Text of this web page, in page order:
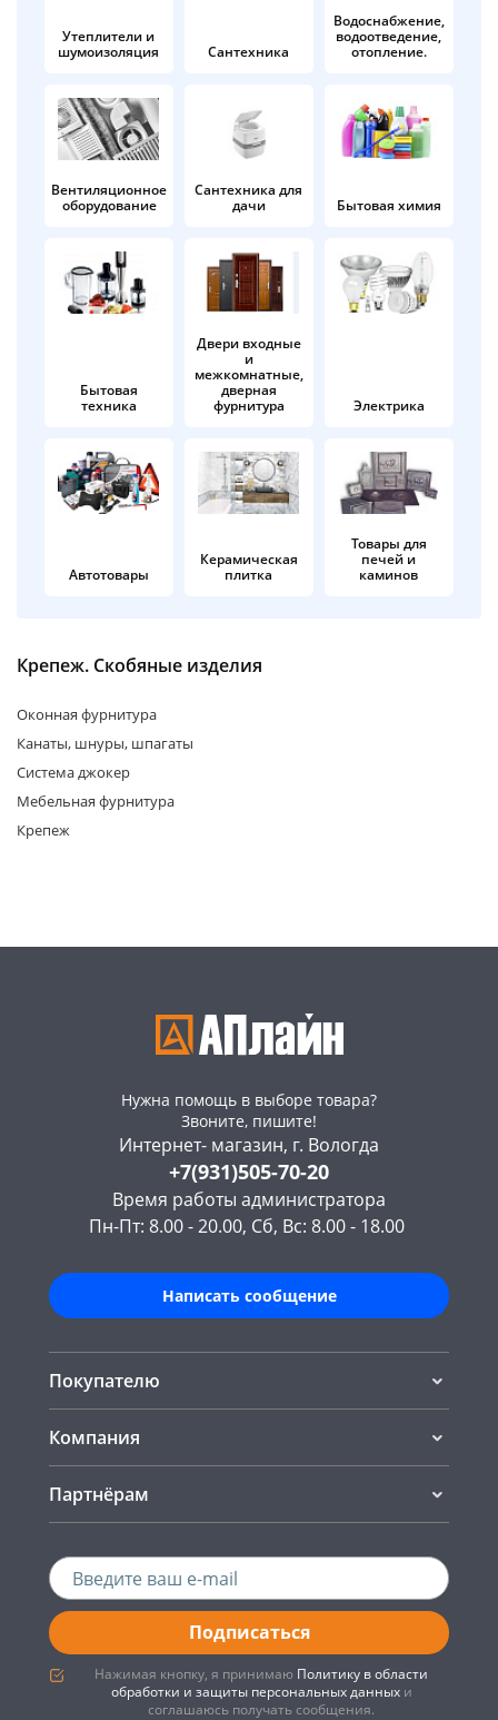
Утеплители и
шумоизоляция
Сантехника
Водоснабжение,
водоотведение,
отопление.
Вентиляционное
оборудование
Сантехника для
дачи
Бытовая химия
Бытовая
техника
Двери входные
и
межкомнатные,
дверная
фурнитура
Электрика
Автотовары
Керамическая
плитка
Товары для
печей и
каминов
Крепеж. Скобяные изделия
Оконная фурнитура
Канаты, шнуры, шпагаты
Система джокер
Мебельная фурнитура
Крепеж
Нужна помощь в выборе товара?
Звоните, пишите!
Интернет- магазин, г. Вологда
+7(931)505-70-20
Время работы администратора
Пн-Пт: 8.00 - 20.00, Сб, Вс: 8.00 - 18.00
Написать сообщение
Покупателю
Компания
Партнёрам
Подписаться
Нажимая кнопку, я принимаю Политику в области
обработки и защиты персональных данныхи
соглашаюсь получать сообщения.
Оставшиеся
% будут
по25%каждые 2 недели
Подробнее
об оплате Плайтом
раз в 2
недели
Остались вопросы?
8 800 302-02-51
plait.ru